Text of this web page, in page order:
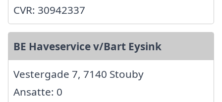
CVR: 30942337
BE Haveservice v/Bart Eysink
Vestergade 7, 7140 Stouby
Ansatte: 0